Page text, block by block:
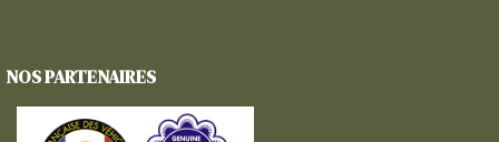
NOS PARTENAIRES